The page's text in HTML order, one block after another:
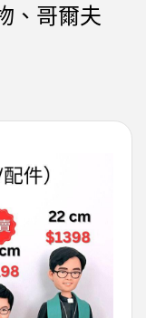
、哥爾夫